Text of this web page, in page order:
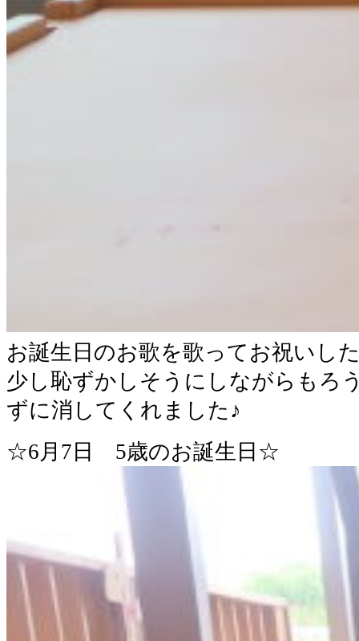
お誕生日のお歌を歌ってお祝いし
少し恥ずかしそうにしながらもろ
ずに消してくれました♪
☆6月7日 5歳のお誕生日☆